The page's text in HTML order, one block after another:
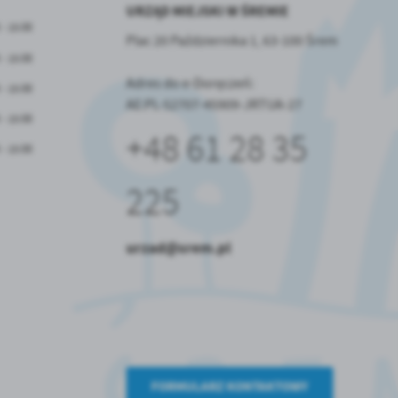
- 15:00
URZĄD MIEJSKI W ŚREMIE
Plac 20 Października 1, 63-100 Śrem
Adres do e-Doręczeń:
AE:PL-52707-45909-JRTUA-27
+48 61 28 35
225
urzad@srem.pl
FORMULARZ KONTAKTOWY